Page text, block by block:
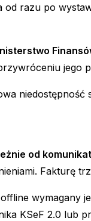
od razu po
jego
niedostępność
od
Fakturę
wymagany
KSeF 2.0 lub